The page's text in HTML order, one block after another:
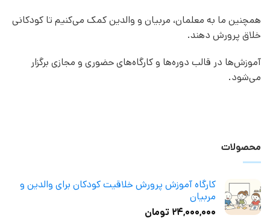
همچنین ما به معلمان، مربیان و والدین کمک می‌کنیم تا کودکانی
خلاق پرورش دهند.
آموزش‌ها در قالب دوره‌ها و کارگاه‌های حضوری و مجازی برگزار
می‌شود.
محصولات
کارگاه آموزش پرورش خلاقیت کودکان برای والدین و
مربیان
۲۴,۰۰۰,۰۰۰ تومان